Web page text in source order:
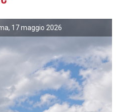
17 maggio 2026